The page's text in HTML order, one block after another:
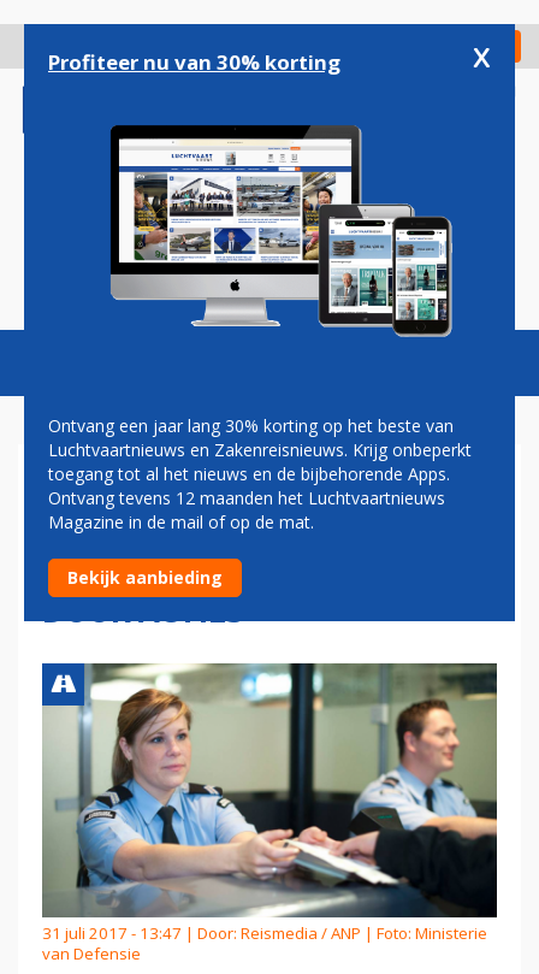
gaan
Check in
Magazine Podcasts Vacatures
LANGERE
PASPOORTCONTROLE OP
REGIONALE LUCHTHAVENS
DOOR ACTIES
31 juli 2017 - 13:47 | Door: Reismedia / ANP | Foto: Ministerie
van Defensie
Profiteer nu van 30% korting x
Ontvang een jaar lang 30% korting op het beste van
Luchtvaartnieuws en Zakenreisnieuws. Krijg onbeperkt
toegang tot al het nieuws en de bijbehorende Apps.
Ontvang tevens 12 maanden het Luchtvaartnieuws
Magazine in de mail of op de mat.
Bekijk aanbieding